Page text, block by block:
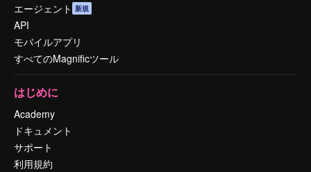
エージェント 新規
API
モバイルアプリ
すべてのMagnificツール
はじめに
Academy
ドキュメント
サポート
利用規約